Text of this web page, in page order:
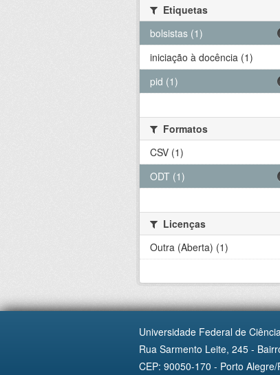
Etiquetas
bolsistas (1)
iniciação à docência (1)
pid (1)
Formatos
CSV (1)
ODT (1)
Licenças
Outra (Aberta) (1)
Universidade Federal de
Rua Sarmento Leite, 245 -
CEP: 90050-170 - Porto Alegre/